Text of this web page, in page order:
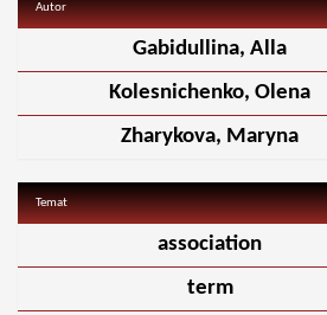
Autor
Gabidullina, Alla
Kolesnichenko, Olena
Zharykova, Maryna
Temat
association
term